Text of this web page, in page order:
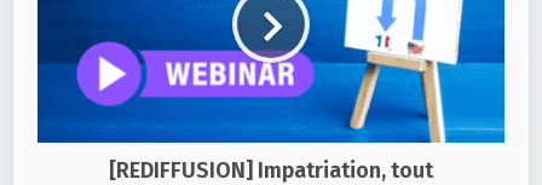
[REDIFFUSION] Impatriation, tout